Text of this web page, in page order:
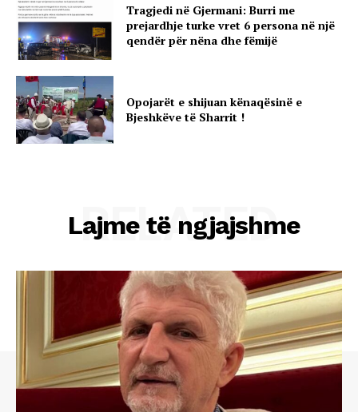
Tragjedi në Gjermani: Burri me
prejardhje turke vret 6 persona në një
qendër për nëna dhe fëmijë
Opojarët e shijuan kënaqësinë e
Bjeshkëve të Sharrit !
Lajme të ngjajshme
RELATED